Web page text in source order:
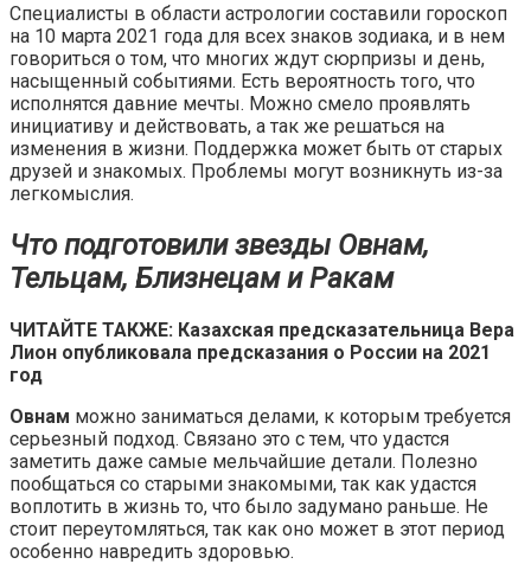
Специалисты в области астрологии составили гороскоп
на 10 марта 2021 года для всех знаков зодиака, и в нем
говориться о том, что многих ждут сюрпризы и день,
насыщенный событиями. Есть вероятность того, что
исполнятся давние мечты. Можно смело проявлять
инициативу и действовать, а так же решаться на
изменения в жизни. Поддержка может быть от старых
друзей и знакомых. Проблемы могут возникнуть из-за
легкомыслия.
Что подготовили звезды Овнам,
Тельцам, Близнецам и Ракам
ЧИТАЙТЕ ТАКЖЕ: Казахская предсказательница Вера
Лион опубликовала предсказания о России на 2021
год
Овнам можно заниматься делами, к которым требуется
серьезный подход. Связано это с тем, что удастся
заметить даже самые мельчайшие детали. Полезно
пообщаться со старыми знакомыми, так как удастся
воплотить в жизнь то, что было задумано раньше. Не
стоит переутомляться, так как оно может в этот период
особенно навредить здоровью.